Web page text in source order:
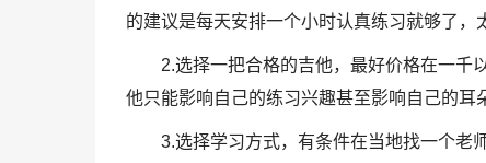
的建议是每天安排一个小时认真练习就够了，
2.选择一把合格的吉他，最好价格在一千
他只能影响自己的练习兴趣甚至影响自己的耳
3.选择学习方式，有条件在当地找一个老